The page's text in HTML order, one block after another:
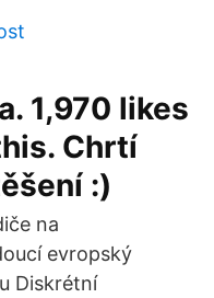
1,970 likes
Chrtí
:)
na
evropský
Diskrétní